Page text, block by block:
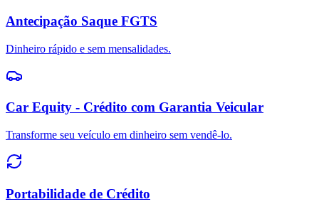
Antecipação Saque FGTS
Dinheiro rápido e sem mensalidades.
Car Equity - Crédito com Garantia Veicular
Transforme seu veículo em dinheiro sem vendê-lo.
Portabilidade de Crédito